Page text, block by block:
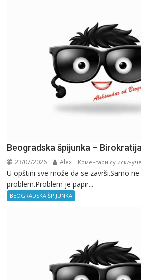
Beogradska špijunka – Birokratija
23/07/2026 Alex Коментари су
U opštini sve može da se završi.Samo
problem.Problem je papir...
BEOGRADSKA ŠPIJUNKA